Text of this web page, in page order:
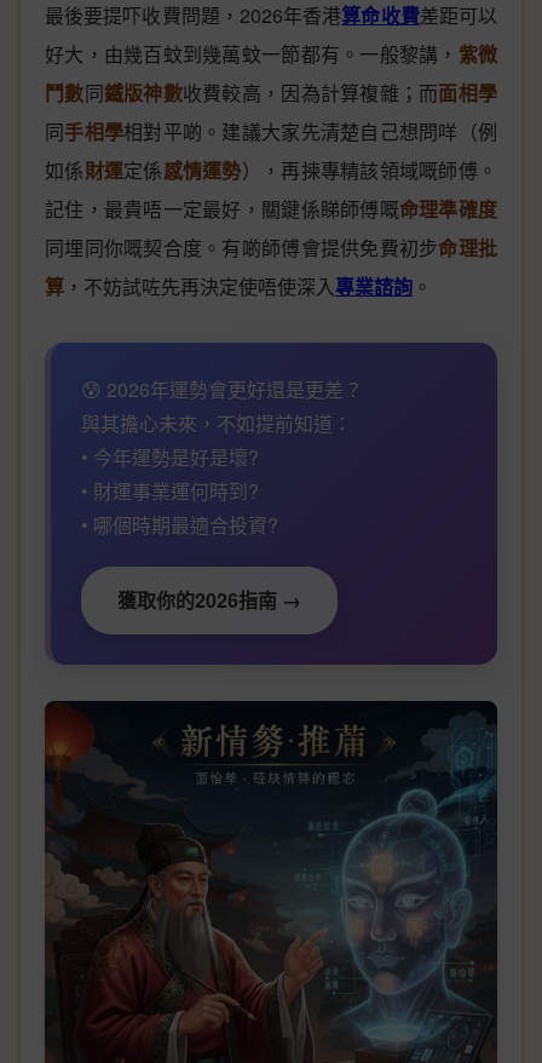
最後要提吓收費問題，2026年香港算命收費差距可以
好大，由幾百蚊到幾萬蚊一節都有。一般黎講， 紫微
鬥數同鐵版神數收費較高，因為計算複雜；而面相學
同手相學相對平啲。建議大家先清楚自己想問咩（例
如係財運定係感情運勢），再揀專精該領域嘅師傅。
記住，最貴唔一定最好，關鍵係睇師傅嘅命理準確度
同埋同你嘅契合度。有啲師傅會提供免費初步命理批
算 ，不妨試咗先再決定使唔使深入專業諮詢 。
😰 2026年運勢會更好還是更差？
與其擔心未來，不如提前知道：
• 今年運勢是好是壞?
• 財運事業運何時到?
• 哪個時期最適合投資?
獲取你的2026指南 →